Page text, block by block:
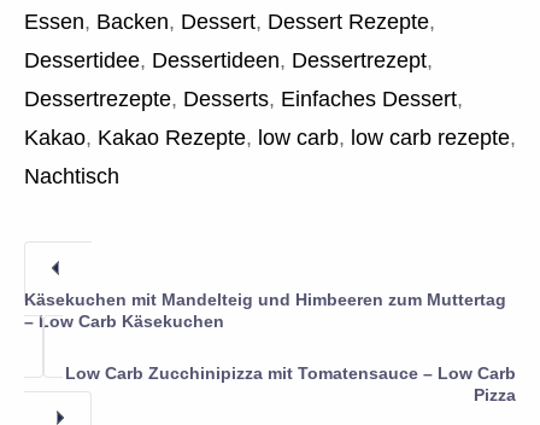
Essen, Backen, Dessert, Dessert Rezepte,
Dessertidee, Dessertideen, Dessertrezept,
Dessertrezepte, Desserts, Einfaches Dessert,
Kakao, Kakao Rezepte, low carb, low carb rezepte,
Nachtisch
Käsekuchen mit Mandelteig und Himbeeren zum Muttertag
– Low Carb Käsekuchen
Low Carb Zucchinipizza mit Tomatensauce – Low Carb
Pizza